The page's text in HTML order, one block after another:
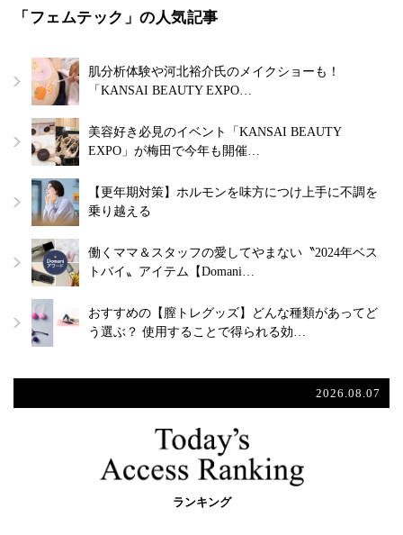
「フェムテック」の人気記事
肌分析体験や河北裕介氏のメイクショーも！
「KANSAI BEAUTY EXPO…
美容好き必見のイベント「KANSAI BEAUTY
EXPO」が梅田で今年も開催…
【更年期対策】ホルモンを味方につけ上手に不調を
乗り越える
働くママ＆スタッフの愛してやまない〝2024年ベス
トバイ〟アイテム【Domani…
おすすめの【膣トレグッズ】どんな種類があってど
う選ぶ？ 使用することで得られる効…
2026.08.07
ランキング